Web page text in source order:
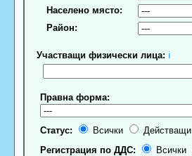
Населено място:
Район:
Участващи физически лица: ℹ
Правна форма:
Статус: Всички Действащи
Регистрация по ДДС:
Всички